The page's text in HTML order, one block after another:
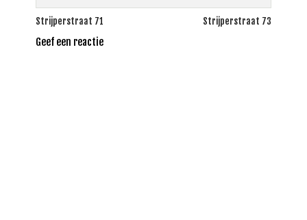
Bericht
navigatie
Strijperstraat 71 Strijperstraat 73
Geef een reactie